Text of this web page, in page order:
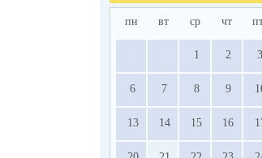
пн вт ср чт
1 2 3
6 7 8 9
13 14 15 16